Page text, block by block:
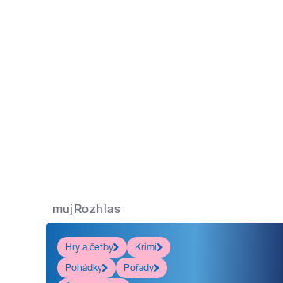
mujRozhlas
Hry a četby
Krimi
Pohádky
Pořady